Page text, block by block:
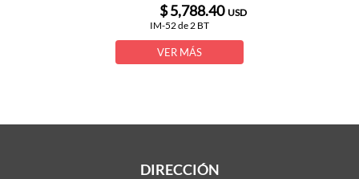
$ 5,788.40 USD
IM-52 de 2 BT
VER MÁS
DIRECCIÓN